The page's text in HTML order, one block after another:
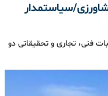
سیاستمدار
فنی، تجاری و تحقیقاتی دو